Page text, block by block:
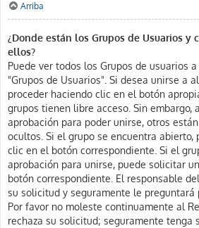
Arriba
¿Donde están los Grupos de Usuarios y
ellos?
Puede ver todos los Grupos de usuarios
"Grupos de Usuarios". Si desea unirse a
proceder haciendo clic en el botón
grupos tienen libre acceso. Sin embargo,
aprobación para poder unirse, otros
ocultos. Si el grupo se encuentra abierto,
clic en el botón correspondiente. Si el
aprobación para unirse, puede solicitar
botón correspondiente. El responsable
su solicitud y seguramente le preguntará
Por favor no moleste continuamente al
rechaza su solicitud; seguramente tenga